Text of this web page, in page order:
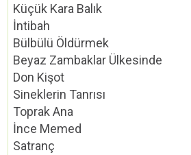
Küçük Kara Balık
İntibah
Bülbülü Öldürmek
Beyaz Zambaklar Ülkesinde
Don Kişot
Sineklerin Tanrısı
Toprak Ana
İnce Memed
Satranç